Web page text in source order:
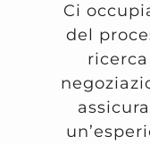
Ci
del